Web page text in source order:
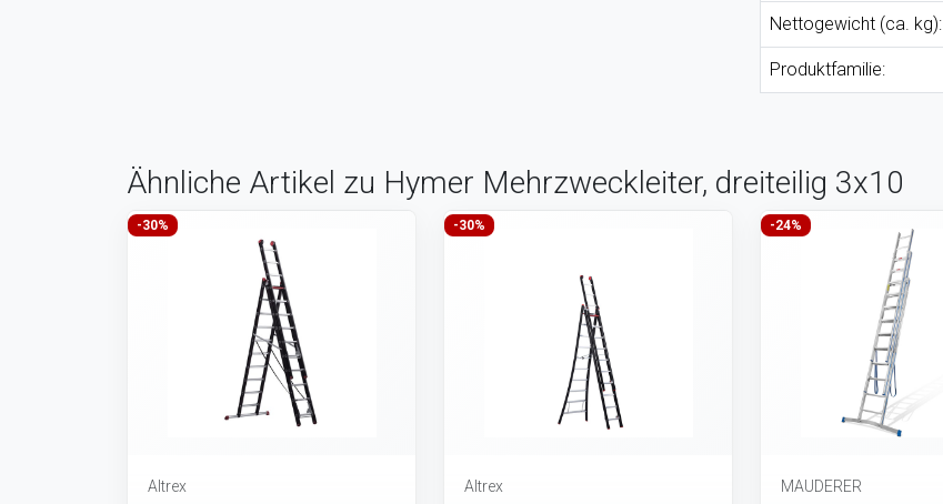
Nettogewicht (ca. kg):
Produktfamilie:
Ähnliche Artikel zu Hymer Mehrzweckleiter, dreiteilig 3x10
-30%
Altrex
-30%
Altrex
-24%
MAUDERER